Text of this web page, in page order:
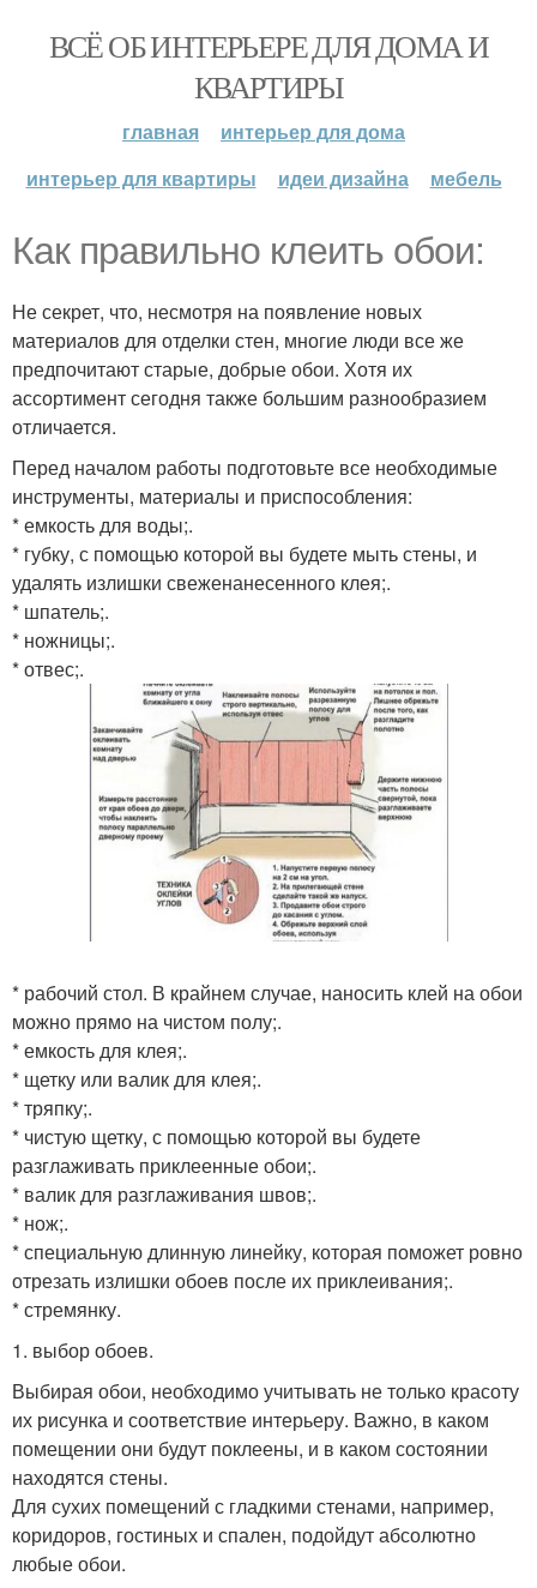
ВСЁ ОБ ИНТЕРЬЕРЕ ДЛЯ ДОМА И
КВАРТИРЫ
главная
интерьер для дома
интерьер для квартиры
идеи дизайна мебель
Как правильно клеить обои:
Не секрет, что, несмотря на появление новых
материалов для отделки стен, многие люди все же
предпочитают старые, добрые обои. Хотя их
ассортимент сегодня также большим разнообразием
отличается.
Перед началом работы подготовьте все необходимые
инструменты, материалы и приспособления:
* емкость для воды;.
* губку, с помощью которой вы будете мыть стены, и
удалять излишки свеженанесенного клея;.
* шпатель;.
* ножницы;.
* отвес;.
* рабочий стол. В крайнем случае, наносить клей на обои
можно прямо на чистом полу;.
* емкость для клея;.
* щетку или валик для клея;.
* тряпку;.
* чистую щетку, с помощью которой вы будете
разглаживать приклеенные обои;.
* валик для разглаживания швов;.
* нож;.
* специальную длинную линейку, которая поможет ровно
отрезать излишки обоев после их приклеивания;.
* стремянку.
1. выбор обоев.
Выбирая обои, необходимо учитывать не только красоту
их рисунка и соответствие интерьеру. Важно, в каком
помещении они будут поклеены, и в каком состоянии
находятся стены.
Для сухих помещений с гладкими стенами, например,
коридоров, гостиных и спален, подойдут абсолютно
любые обои.